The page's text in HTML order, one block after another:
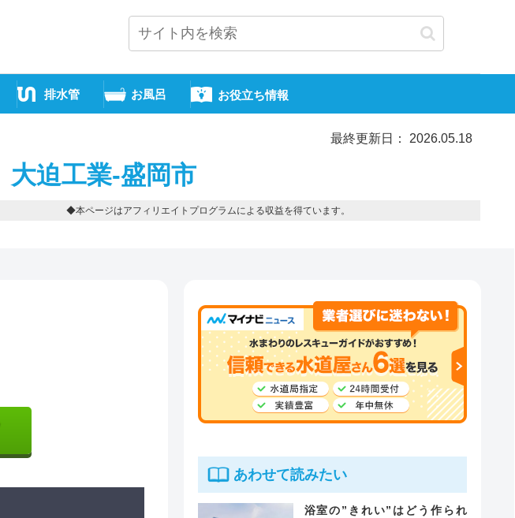
排水管 お風呂 お役立ち情報
最終更新日： 2026.05.18
大迫工業-盛岡市
◆本ページはアフィリエイトプログラムによる収益を得ています。
あわせて読みたい
浴室の”きれい”はどう作られ